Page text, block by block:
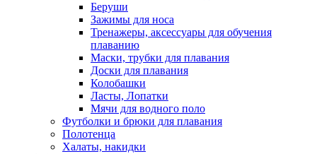
Беруши
Зажимы для носа
Тренажеры, аксессуары для обучения
плаванию
Маски, трубки для плавания
Доски для плавания
Колобашки
Ласты, Лопатки
Мячи для водного поло
Футболки и брюки для плавания
Полотенца
Халаты, накидки